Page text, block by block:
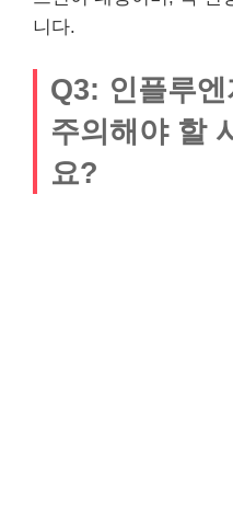
니다.
Q3: 인플루
주의해야 할
요?